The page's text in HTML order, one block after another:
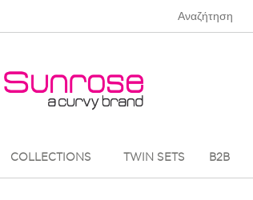
COLLECTIONS TWIN SETS B2B